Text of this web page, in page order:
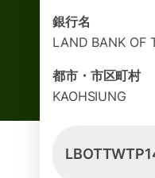
銀行名
LAND BANK OF
都市・市区町村
KAOHSIUNG